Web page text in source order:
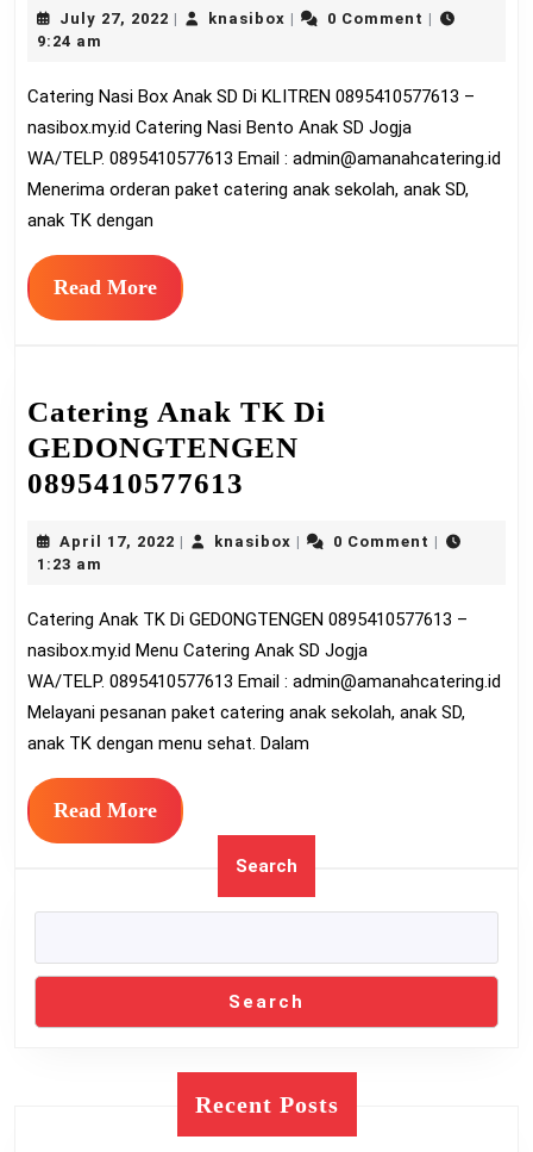
Box
SD
Di
July 27, 2022 July
| knasiboxknasibox
| 0 Comment |
9:24 am
Catering Nasi Box Anak SD Di KLITREN 0895410577613 –
nasibox.my.id Catering Nasi Bento Anak SD Jogja
WA/TELP. 0895410577613 Email : admin@amanahcatering.id
Menerima orderan paket catering anak sekolah, anak SD,
anak TK dengan
Read MoreRead
More
Catering Anak TK Di
GEDONGTENGEN
0895410577613
TK
GEDONGTENGEN
0895410577613
April 17, 2022 April
| knasiboxknasibox
| 0 Comment |
1:23 am
Catering Anak TK Di GEDONGTENGEN 0895410577613 –
nasibox.my.id Menu Catering Anak SD Jogja
WA/TELP. 0895410577613 Email : admin@amanahcatering.id
Melayani pesanan paket catering anak sekolah, anak SD,
anak TK dengan menu sehat. Dalam
Read MoreRead
More
Search
Search
Recent Posts